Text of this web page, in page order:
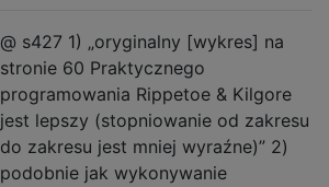
@ s427 1) „oryginalny [wykres] na
stronie 60 Praktycznego
programowania Rippetoe & Kilgore
jest lepszy (stopniowanie od zakresu
do zakresu jest mniej wyraźne)” 2)
podobnie jak wykonywanie